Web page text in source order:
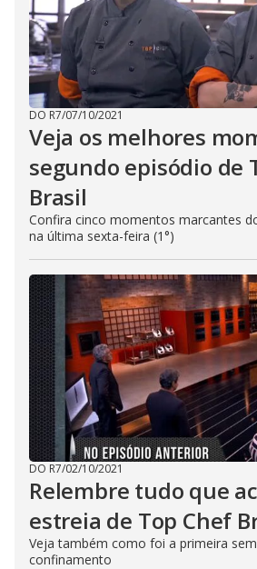
DO R7/07/10/2021
Veja os melhores
segundo episódio de
Brasil
Confira cinco momentos marcantes
na última sexta-feira (1°)
DO R7/02/10/2021
Relembre tudo que
estreia de Top Chef
Veja também como foi a primeira
confinamento